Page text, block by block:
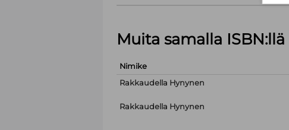
Muita samalla
Nimike
Rakkaudella Hynynen
Rakkaudella Hynynen